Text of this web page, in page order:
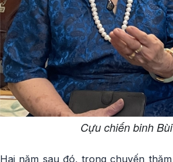
Cựu chiến binh
Hai năm sau đó, trong chuyến